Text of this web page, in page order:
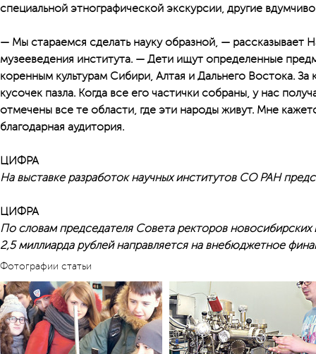
специальной этнографической экскурсии, другие
— Мы стараемся сделать науку образной, — рассказывает
музееведения института. — Дети ищут определенные
коренным культурам Сибири, Алтая и Дальнего Востока.
кусочек пазла. Когда все его частички собраны, у нас
отмечены все те области, где эти народы живут. Мне
благодарная аудитория.
ЦИФРА
На выставке разработок научных институтов СО РАН
ЦИФРА
По словам председателя Совета ректоров
2,5 миллиарда рублей направляется на внебюджетное
Фотографии статьи